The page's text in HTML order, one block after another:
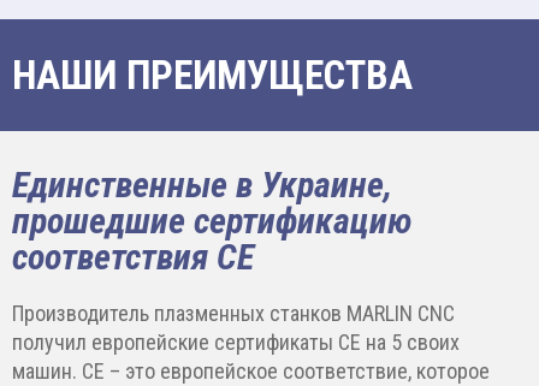
НАШИ ПРЕИМУЩЕСТВА
Единственные в Украине,
прошедшие сертификацию
соответствия CE
Производитель плазменных станков MARLIN CNC
получил европейские сертификаты CE на 5 своих
машин. CE – это европейское соответствие, которое